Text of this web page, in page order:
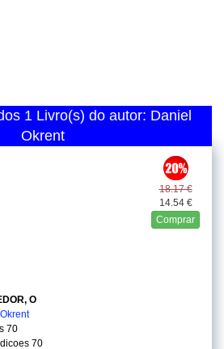
1 Livro(s) do autor: Daniel
Okrent
18.17 €
14.54 €
Comprar
O
70
70